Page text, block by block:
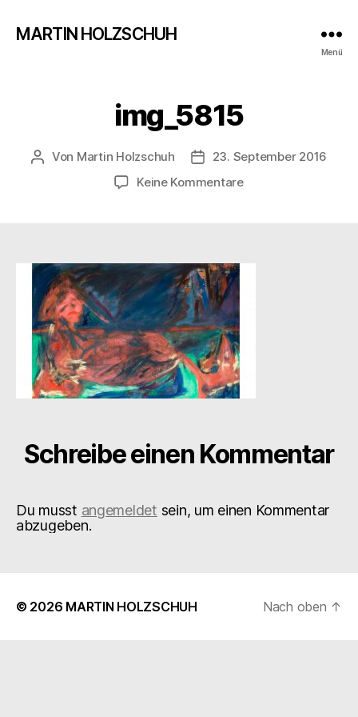
MARTIN HOLZSCHUH
Menü
img_5815
Beitragsautor
Von Martin Holzschuh Veröffentlichungsdatum
23. September 2016
Keine Kommentarezu
Schreibe einen Kommentar
Du musst angemeldet sein, um einen Kommentar
abzugeben.
© 2026 MARTIN HOLZSCHUH Nach oben ↑